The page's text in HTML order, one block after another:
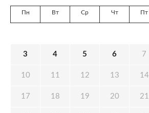
Пн Вт Ср Чт Пт
3 4 5 6 7
10 11 12 13 14
17 18 19 20 21